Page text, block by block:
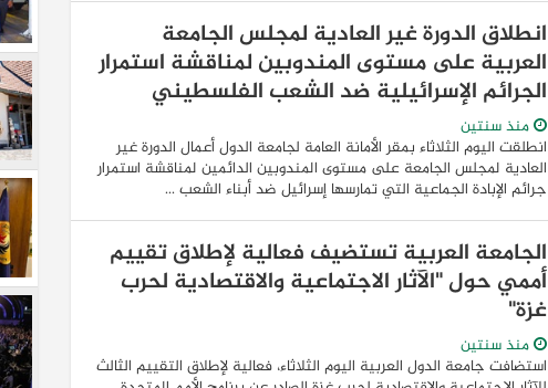
انطلاق الدورة غير العادية لمجلس الجامعة
العربية على مستوى المندوبين لمناقشة استمرار
الجرائم الإسرائيلية ضد الشعب الفلسطيني
منذ سنتين
انطلقت اليوم الثلاثاء بمقر الأمانة العامة لجامعة الدول أعمال الدورة غير
العادية لمجلس الجامعة على مستوى المندوبين الدائمين لمناقشة استمرار
جرائم الإبادة الجماعية التي تمارسها إسرائيل ضد أبناء الشعب ...
الجامعة العربية تستضيف فعالية لإطلاق تقييم
أممي حول "الآثار الاجتماعية والاقتصادية لحرب
غزة"
منذ سنتين
استضافت جامعة الدول العربية اليوم الثلاثاء، فعالية لإطلاق التقييم الثالث